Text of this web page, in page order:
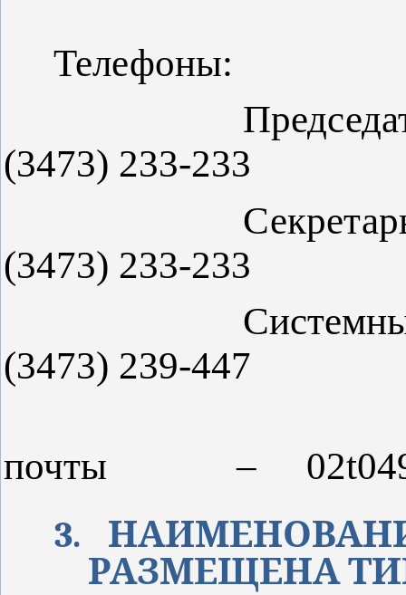
Телефоны:
(3473) 233-
(3473) 233-233
(3473) 239-447
почты –
3.
РАЗМЕЩЕНА